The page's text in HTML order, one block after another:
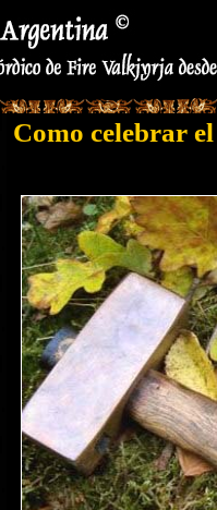
Como celebrar